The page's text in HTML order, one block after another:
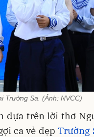
Trường Sa. (Ảnh: NVCC)
dựa trên lời thơ
ca vẻ đẹpTrường